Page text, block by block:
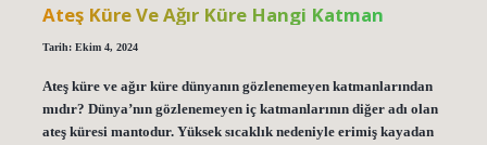
Ateş Küre Ve Ağır Küre Hangi Katman
Tarih: Ekim 4, 2024
Ateş küre ve ağır küre dünyanın gözlenemeyen katmanlarından
mıdır? Dünya’nın gözlenemeyen iç katmanlarının diğer adı olan
ateş küresi mantodur. Yüksek sıcaklık nedeniyle erimiş kayadan